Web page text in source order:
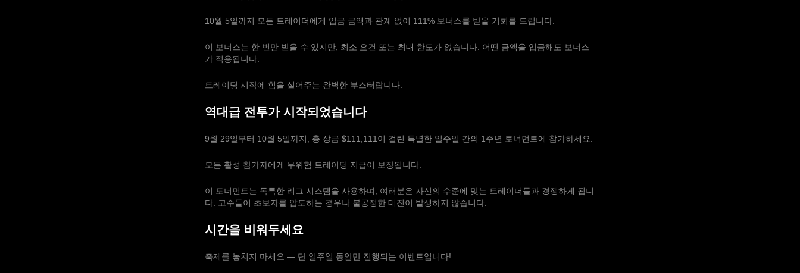
10월 5일까지 모든 트레이더에게 입금 금액과 관계 없이 111% 보너스를 받을 기회를 드립니다.
이 보너스는 한 번만 받을 수 있지만, 최소 요건 또는 최대 한도가 없습니다. 어떤 금액을 입금해도 보너스
가 적용됩니다.
트레이딩 시작에 힘을 실어주는 완벽한 부스터랍니다.
역대급 전투가 시작되었습니다
9월 29일부터 10월 5일까지, 총 상금 $111,111이 걸린 특별한 일주일 간의 1주년 토너먼트에 참가하세요.
모든 활성 참가자에게 무위험 트레이딩 지급이 보장됩니다.
이 토너먼트는 독특한 리그 시스템을 사용하며, 여러분은 자신의 수준에 맞는 트레이더들과 경쟁하게 됩니
다. 고수들이 초보자를 압도하는 경우나 불공정한 대진이 발생하지 않습니다.
시간을 비워두세요
축제를 놓치지 마세요 — 단 일주일 동안만 진행되는 이벤트입니다!